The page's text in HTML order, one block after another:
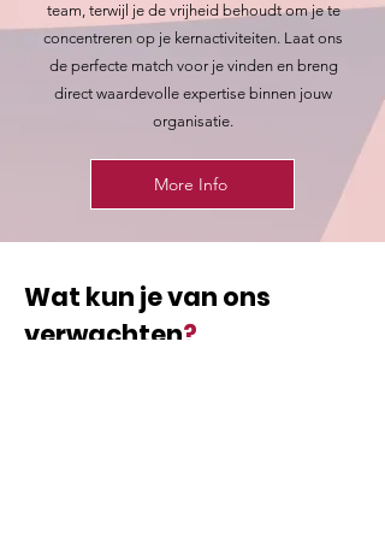
team, terwijl je de vrijheid behoudt om je te
concentreren op je kernactiviteiten. Laat ons
de perfecte match voor je vinden en breng
direct waardevolle expertise binnen jouw
organisatie.
More Info
Wat kun je van ons
verwachten?